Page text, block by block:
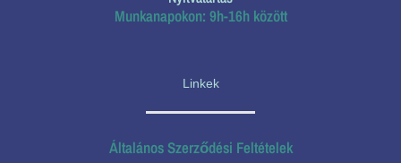
Munkanapokon: 9h-16h között
Linkek
Általános Szerződési Feltételek